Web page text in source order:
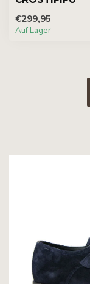
€299,95
Auf Lager